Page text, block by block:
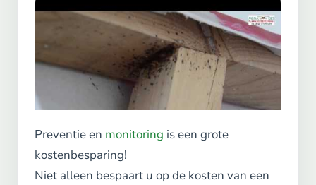
Preventie en monitoring is een grote
kostenbesparing!
Niet alleen bespaart u op de kosten van een